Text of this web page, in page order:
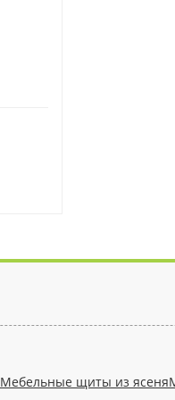
Мебельные щиты из ясеня